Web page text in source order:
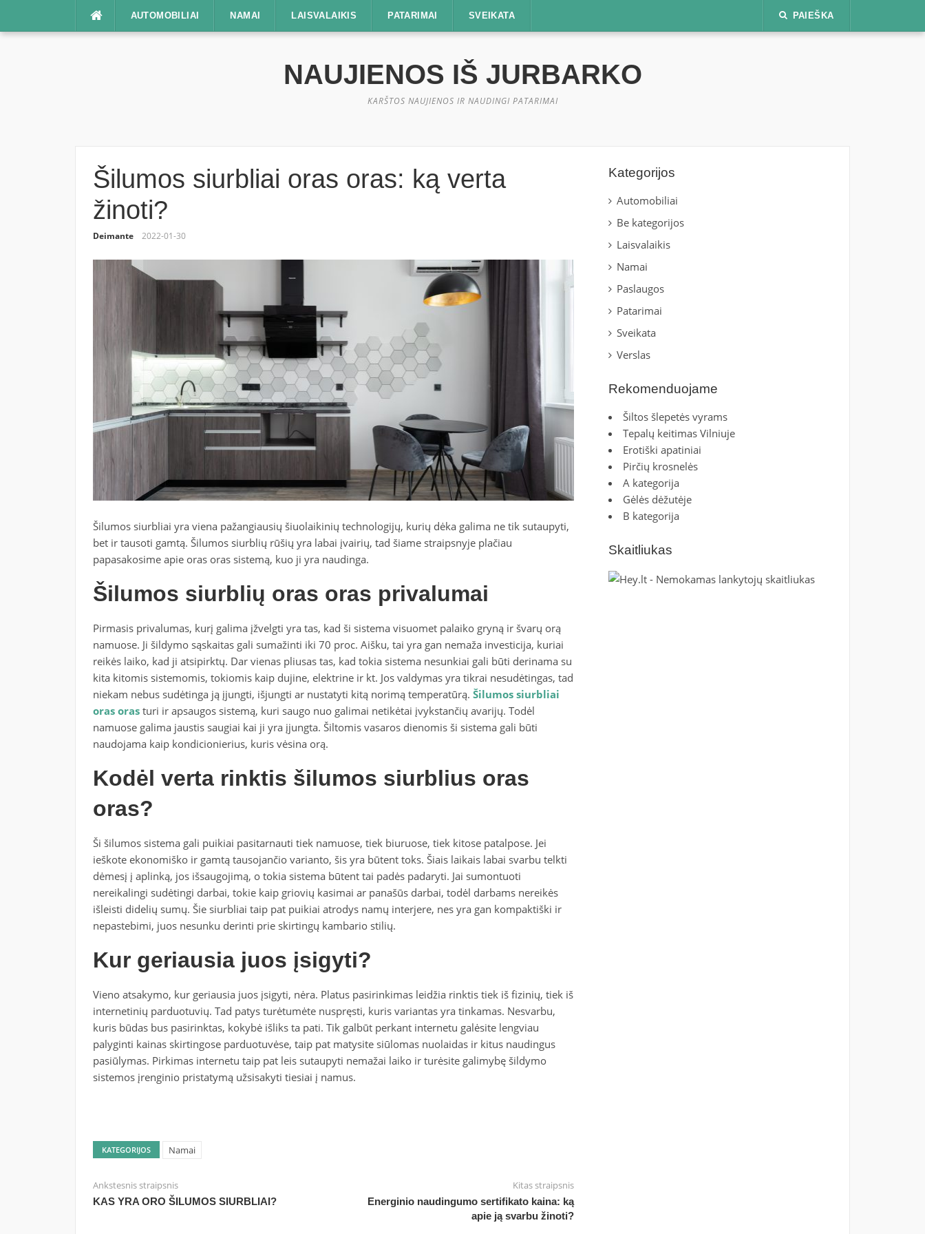
AUTOMOBILIAI NAMAI LAISVALAIKIS PATARIMAI SVEIKATA PAIEŠKA
NAUJIENOS IŠ JURBARKO
KARŠTOS NAUJIENOS IR NAUDINGI PATARIMAI
Šilumos siurbliai oras oras: ką verta
žinoti?
Deimante 2022-01-30
Šilumos siurbliai yra viena pažangiausių šiuolaikinių technologijų, kurių dėka galima ne tik sutaupyti,
bet ir tausoti gamtą. Šilumos siurblių rūšių yra labai įvairių, tad šiame straipsnyje plačiau
papasakosime apie oras oras sistemą, kuo ji yra naudinga.
Šilumos siurblių oras oras privalumai
Pirmasis privalumas, kurį galima įžvelgti yra tas, kad ši sistema visuomet palaiko gryną ir švarų orą
namuose. Ji šildymo sąskaitas gali sumažinti iki 70 proc. Aišku, tai yra gan nemaža investicija, kuriai
reikės laiko, kad ji atsipirktų. Dar vienas pliusas tas, kad tokia sistema nesunkiai gali būti derinama su
kita kitomis sistemomis, tokiomis kaip dujine, elektrine ir kt. Jos valdymas yra tikrai nesudėtingas, tad
niekam nebus sudėtinga ją įjungti, išjungti ar nustatyti kitą norimą temperatūrą. Šilumos siurbliai
oras orasturi ir apsaugos sistemą, kuri saugo nuo galimai netikėtai įvykstančių avarijų. Todėl
namuose galima jaustis saugiai kai ji yra įjungta. Šiltomis vasaros dienomis ši sistema gali būti
naudojama kaip kondicionierius, kuris vėsina orą.
Kodėl verta rinktis šilumos siurblius oras
oras?
Ši šilumos sistema gali puikiai pasitarnauti tiek namuose, tiek biuruose, tiek kitose patalpose. Jei
ieškote ekonomiško ir gamtą tausojančio varianto, šis yra būtent toks. Šiais laikais labai svarbu telkti
dėmesį į aplinką, jos išsaugojimą, o tokia sistema būtent tai padės padaryti. Jai sumontuoti
nereikalingi sudėtingi darbai, tokie kaip griovių kasimai ar panašūs darbai, todėl darbams nereikės
išleisti didelių sumų. Šie siurbliai taip pat puikiai atrodys namų interjere, nes yra gan kompaktiški ir
nepastebimi, juos nesunku derinti prie skirtingų kambario stilių.
Kur geriausia juos įsigyti?
Vieno atsakymo, kur geriausia juos įsigyti, nėra. Platus pasirinkimas leidžia rinktis tiek iš fizinių, tiek iš
internetinių parduotuvių. Tad patys turėtumėte nuspręsti, kuris variantas yra tinkamas. Nesvarbu,
kuris būdas bus pasirinktas, kokybė išliks ta pati. Tik galbūt perkant internetu galėsite lengviau
palyginti kainas skirtingose parduotuvėse, taip pat matysite siūlomas nuolaidas ir kitus naudingus
pasiūlymas. Pirkimas internetu taip pat leis sutaupyti nemažai laiko ir turėsite galimybę šildymo
sistemos įrenginio pristatymą užsisakyti tiesiai į namus.
KATEGORIJOS Namai
Ankstesnis straipsnis
KAS YRA ORO ŠILUMOS SIURBLIAI?
Kitas straipsnis
Energinio naudingumo sertifikato kaina: ką
apie ją svarbu žinoti?
Kategorijos
Automobiliai
Be kategorijos
Laisvalaikis
Namai
Paslaugos
Patarimai
Sveikata
Verslas
Rekomenduojame
Šiltos šlepetės vyrams
Tepalų keitimas Vilniuje
Erotiški apatiniai
Pirčių krosnelės
A kategorija
Gėlės dėžutėje
B kategorija
Skaitliukas